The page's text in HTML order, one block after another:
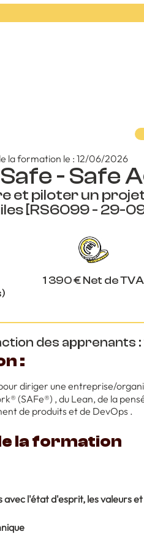
la formation le : 12/06/2026
- Safe
et piloter un
[RS6099 - 29-
1 390 € Net de TVA
des apprenants :
:
diriger une entreprise/
(SAFe®) , du Lean, de la
de produits et de DevOps .
la formation
avec l'état d'esprit, les valeurs